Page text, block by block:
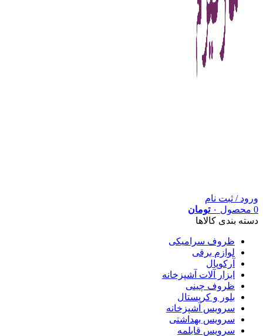
ورود / ثبت نام
0 محصول ۰ تومان
دسته بندی کالاها
ظروف سرامیکی
لوازم برقی
آرکوپال
ابزار آلات آشپزخانه
ظروف چینی
بلور و کریستال
سرویس آشپزخانه
سرویس بهداشتی
سرویس قابلمه